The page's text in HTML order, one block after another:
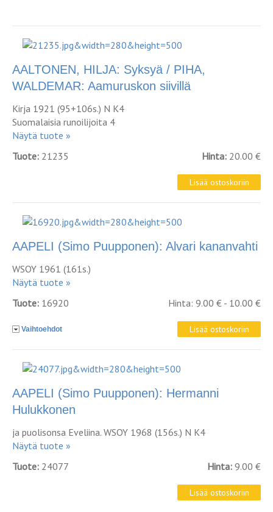
AALTONEN, HILJA: Syksyä / PIHA,
WALDEMAR: Aamuruskon siivillä
Kirja 1921 (95+106s.) N K4
Suomalaisia runoilijoita 4
Näytä tuote »
Tuote: 21235 Hinta: 20.00 €
AAPELI (Simo Puupponen): Alvari kananvahti
WSOY 1961 (161s.)
Näytä tuote »
Tuote: 16920 Hinta: 9.00 € - 10.00 €
Vaihtoehdot
AAPELI (Simo Puupponen): Hermanni
Hulukkonen
ja puolisonsa Eveliina. WSOY 1968 (156s.) N K4
Näytä tuote »
Tuote: 24077 Hinta: 9.00 €